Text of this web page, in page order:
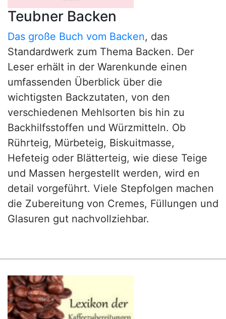
Teubner Backen
Das große Buch vom Backen, das
Standardwerk zum Thema Backen. Der
Leser erhält in der Warenkunde einen
umfassenden Überblick über die
wichtigsten Backzutaten, von den
verschiedenen Mehlsorten bis hin zu
Backhilfsstoffen und Würzmitteln. Ob
Rührteig, Mürbeteig, Biskuitmasse,
Hefeteig oder Blätterteig, wie diese Teige
und Massen hergestellt werden, wird en
detail vorgeführt. Viele Stepfolgen machen
die Zubereitung von Cremes, Füllungen und
Glasuren gut nachvollziehbar.